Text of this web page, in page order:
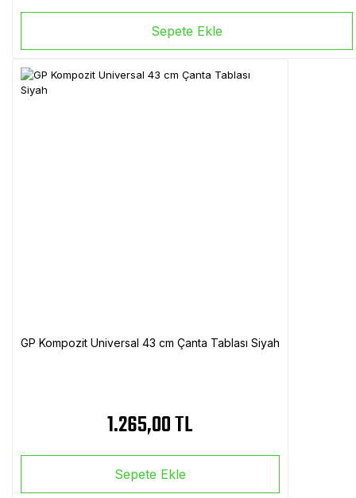
Sepete Ekle
GP Kompozit Universal 43 cm Çanta Tablası Siyah
1.265,00 TL
Sepete Ekle